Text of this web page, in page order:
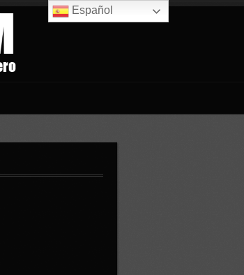
Español